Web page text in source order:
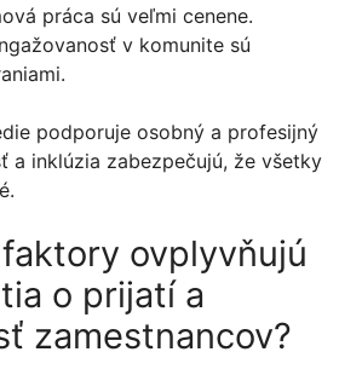
práca sú veľmi cenene.
v komunite sú
podporuje osobný a profesijný
a inklúzia zabezpečujú, že všetky
ovplyvňujú
o prijatí a
zamestnancov?